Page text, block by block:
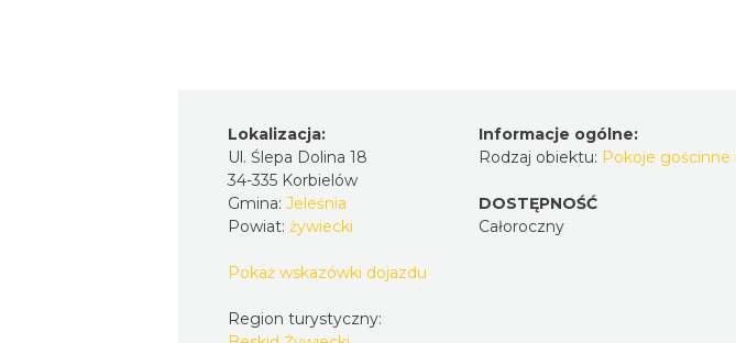
Lokalizacja:
Ul. Ślepa Dolina 18
34-335 Korbielów
Gmina: Jeleśnia
Powiat: żywiecki
Pokaż wskazówki dojazdu
Region turystyczny:
Informacje ogólne:
Rodzaj obiektu: Pokoje
DOSTĘPNOŚĆ
Całoroczny